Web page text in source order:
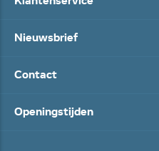
Nieuwsbrief
Contact
Openingstijden